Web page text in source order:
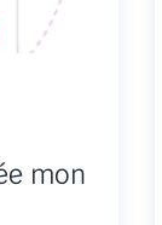
mon